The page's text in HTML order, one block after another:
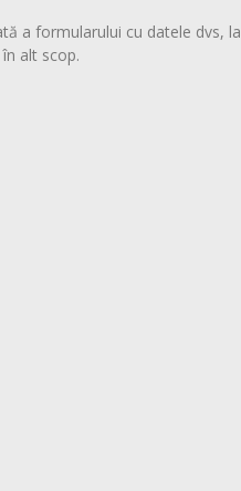
a formularului cu datele dvs, la
alt scop.